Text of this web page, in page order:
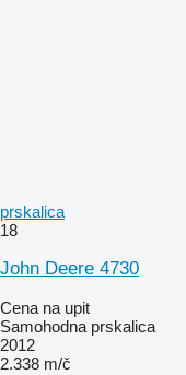
prskalica
18
John Deere 4730
Cena na upit
Samohodna prskalica
2012
2.338 m/č